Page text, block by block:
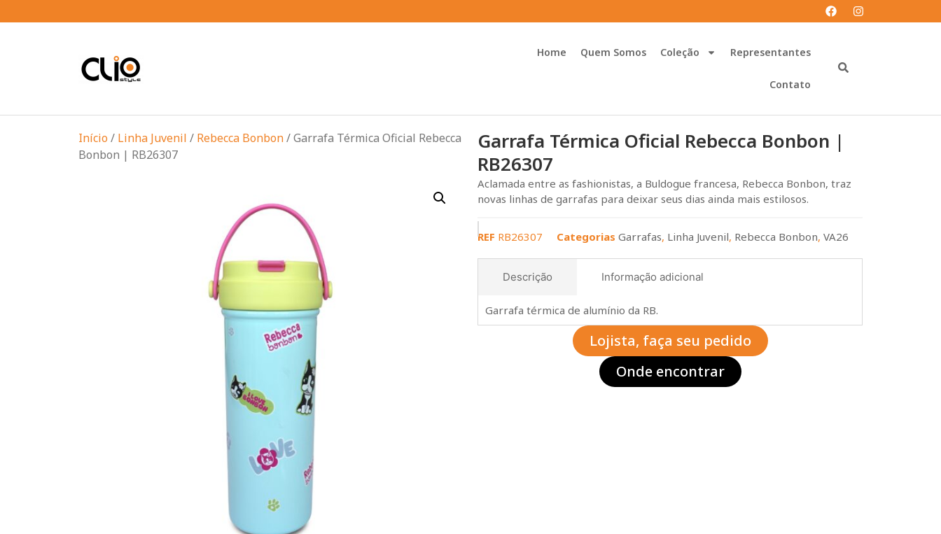
Home Quem Somos Coleção Representantes
Contato
Início / Linha Juvenil / Rebecca Bonbon/ Garrafa Térmica Oficial Rebecca
Bonbon | RB26307
Garrafa Térmica Oficial Rebecca Bonbon |
RB26307
Aclamada entre as fashionistas, a Buldogue francesa, Rebecca Bonbon, traz
novas linhas de garrafas para deixar seus dias ainda mais estilosos.
REF RB26307 Categorias Garrafas, Linha Juvenil, Rebecca Bonbon, VA26
Descrição Informação adicional
Garrafa térmica de alumínio da RB.
Lojista, faça seu pedido
Onde encontrar